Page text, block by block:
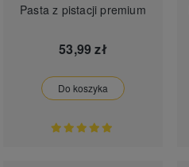
Pasta z pistacji premium
53,99 zł
Do koszyka